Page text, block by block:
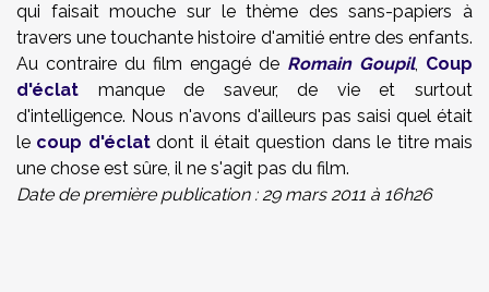
qui faisait mouche sur le thème des sans-papiers à
travers une touchante histoire d'amitié entre des enfants.
Au contraire du film engagé de Romain Goupil, Coup
d'éclat manque de saveur, de vie et surtout
d'intelligence. Nous n'avons d'ailleurs pas saisi quel était
le coup d'éclatdont il était question dans le titre mais
une chose est sûre, il ne s'agit pas du film.
Date de première publication : 29 mars 2011 à 16h26